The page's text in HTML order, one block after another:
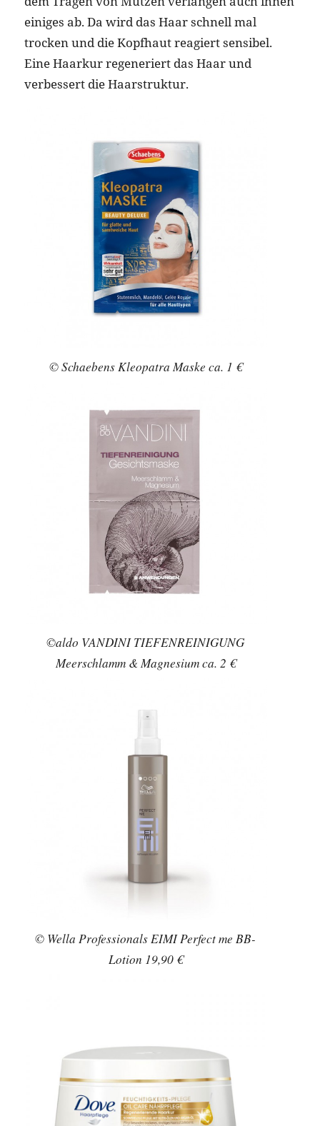
einiges ab. Da wird das Haar schnell mal
trocken und die Kopfhaut reagiert sensibel.
Eine Haarkur regeneriert das Haar und
verbessert die Haarstruktur.
© Schaebens Kleopatra Maske ca. 1 €
©aldo VANDINI TIEFENREINIGUNG
Meerschlamm & Magnesium ca. 2 €
© Wella Professionals EIMI Perfect me BB-
Lotion 19,90 €